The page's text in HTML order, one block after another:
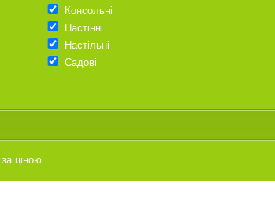
Консольні
Настінні
Настільні
Садові
за ціною